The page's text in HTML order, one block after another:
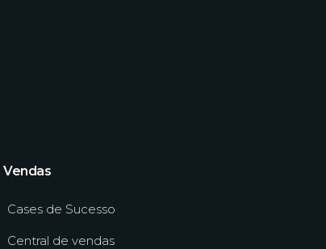
Vendas
Cases de Sucesso
Central de vendas